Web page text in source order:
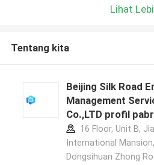
Lihat
Tentang kita
Beijing Silk Road
Management
Co.,LTD profil
16 Floor, Unit B,
International
Dongsihuan Zhong